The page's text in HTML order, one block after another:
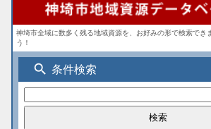
神埼市全域に数多く残る地域資源を、お好みの形で検索でき
う！
search 条件検索